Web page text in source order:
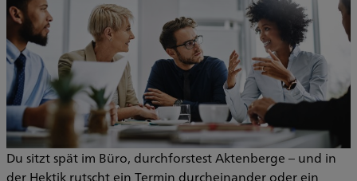
Du sitzt spät im Büro, durchforstest Aktenberge – und in
der Hektik rutscht ein Termin durcheinander oder ein